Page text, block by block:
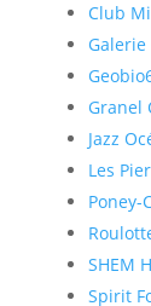
Club
Granel
Jazz
Les
Poney-
SHEM
Spirit